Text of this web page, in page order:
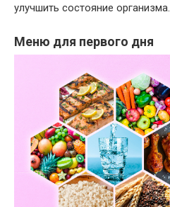
улучшить состояние организма.
Меню для первого дня